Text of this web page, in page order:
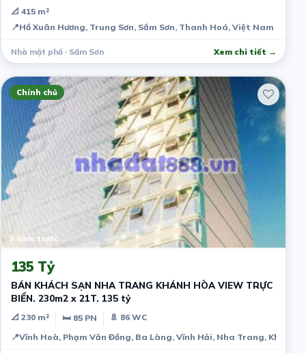
📐 415 m²
📍Hồ Xuân Hương, Trung Sơn, Sầm Sơn, Thanh Hoá, Việt Nam
Nhà mặt phố · Sầm Sơn Xem chi tiết →
Chính chủ
3 năm trước
135 Tỷ
BÁN KHÁCH SẠN NHA TRANG KHÁNH HÒA VIEW TRỰC
BIỂN. 230m2 x 21T. 135 tỷ
📐 230 m² 🛏 85 PN
🚿 86 WC
📍Vĩnh Hoà, Phạm Văn Đồng, Ba Làng, Vĩnh Hải, Nha Trang, Khánh